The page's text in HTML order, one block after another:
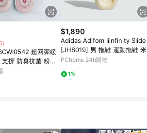
超回彈緩
撐 防臭抗菌 粉紅
愛運動】
$1,890
Adidas Adifom Iiinfinity Slide
[JH8019] 男 拖鞋 運動拖鞋 米
黃
PChome 24h購物
1%